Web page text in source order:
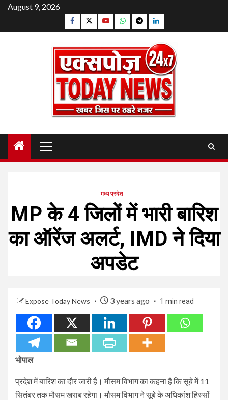
Skip
content
August 9, 2026
Facebook
TwitterYouTubeWhatsapp
TelegramLinkedin
Menu
मध्य प्रदेश
MP के 4 जिलों में भारी बारिश
का ऑरेंज अलर्ट, IMD ने दिया
अपडेट
Expose Today News 3 years ago 1 min read
भोपाल
प्रदेश में बारिश का दौर जारी है। मौसम विभाग का कहना है कि सूबे में 11
सितंबर तक मौसम खराब रहेगा। मौसम विभाग ने सूबे के अधिकांश हिस्सों